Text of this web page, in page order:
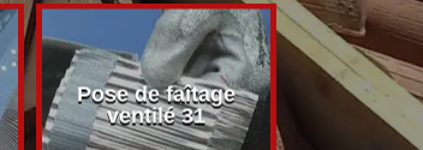
Pose de faîtage
ventilé 31
Pose et
de faîtage
31